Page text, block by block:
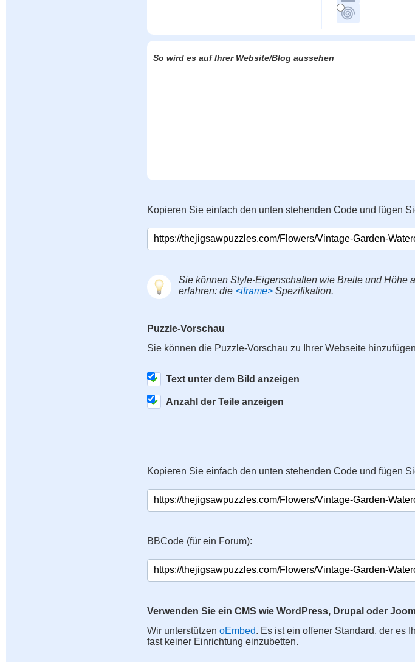
So wird es auf Ihrer Website/Blog aussehen
Kopieren Sie einfach den unten stehenden Code und fügen
Sie können Style-Eigenschaften wie Breite und Höhe
erfahren: die <iframe> Spezifikation.
Puzzle-Vorschau
Sie können die Puzzle-Vorschau zu Ihrer Webseite
Text unter dem Bild anzeigen
Anzahl der Teile anzeigen
Kopieren Sie einfach den unten stehenden Code und fügen
BBCode (für ein Forum):
Verwenden Sie ein CMS wie WordPress, Drupal oder
Wir unterstützen oEmbed. Es ist ein offener Standard, der es
fast keiner Einrichtung einzubetten.